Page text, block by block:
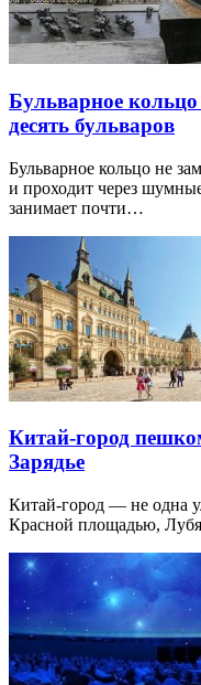
Бульварное
десять бульваров
Бульварное кольцо не
и проходит через
занимает почти…
Китай-город
Зарядье
Китай-город — не одна
Красной площадью,